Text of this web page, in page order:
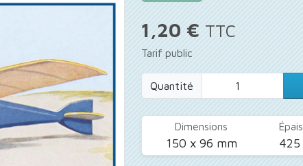
1,20 € TTC
Tarif public
Quantité
Dimensions
150 x 96 mm 425